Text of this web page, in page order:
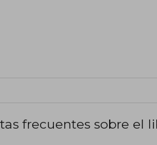
frecuentes sobre el